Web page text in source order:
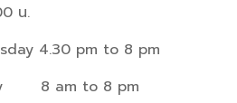
น.
4.30 pm to 8 pm
8 am to 8 pm